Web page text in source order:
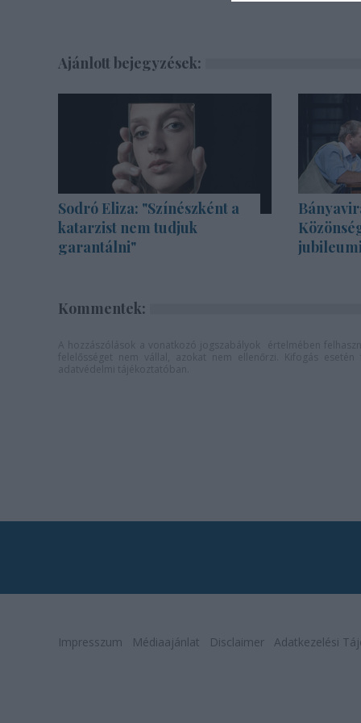
Ajánlott bejegyzések:
Sodró Eliza: "Színészként a
katarzist nem tudjuk
garantálni"
Kommentek:
Impresszum Médiaajánlat Disclaimer Adatkezelési